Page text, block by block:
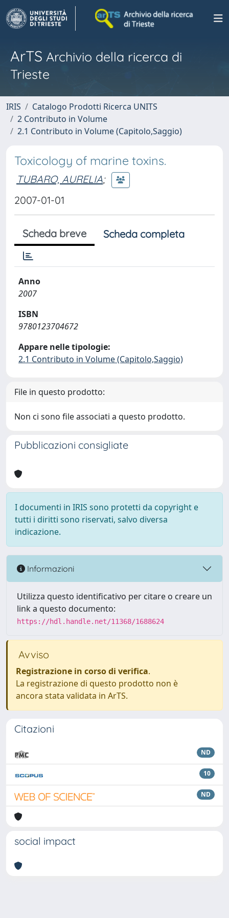
ArTS Archivio della ricerca di
Trieste
IRIS
Catalogo Prodotti Ricerca UNITS
2 Contributo in Volume
2.1 Contributo in Volume (Capitolo,Saggio)
Toxicology of marine toxins.
TUBARO, AURELIA;
2007-01-01
Scheda breve Scheda completa
Anno
2007
ISBN
9780123704672
Appare nelle tipologie:
2.1 Contributo in Volume (Capitolo,Saggio)
File in questo prodotto:
Non ci sono file associati a questo prodotto.
Pubblicazioni consigliate
I documenti in IRIS sono protetti da copyright e
tutti i diritti sono riservati, salvo diversa
indicazione.
Informazioni
Utilizza questo identificativo per citare o creare un
link a questo documento:
https://hdl.handle.net/11368/1688624
Avviso
Registrazione in corso di verifica.
La registrazione di questo prodotto non è
ancora stata validata in ArTS.
Citazioni
ND
10
ND
social impact